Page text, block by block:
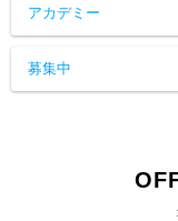
アカデミー
募集中